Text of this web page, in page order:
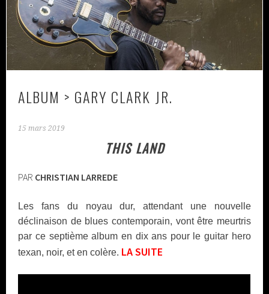
ALBUM > GARY CLARK JR.
15 mars 2019
THIS LAND
PAR CHRISTIAN LARREDE
Les fans du noyau dur, attendant une nouvelle
déclinaison de blues contemporain, vont être meurtris
par ce septième album en dix ans pour le guitar hero
texan, noir, et en colère. LASUITE